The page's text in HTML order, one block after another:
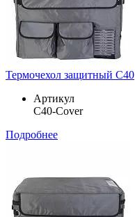
Термочехол защитный C40
Артикул
C40-Cover
Подробнее